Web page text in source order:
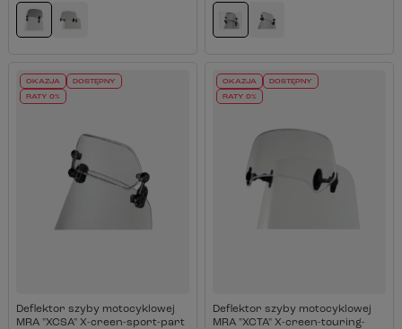
OKAZJA DOSTĘPNY
RATY 0%
Deflektor szyby motocyklowej
MRA "XCSA" X-creen-sport-part
OKAZJA DOSTĘPNY
RATY 0%
Deflektor szyby motocyklowej
MRA "XCTA" X-creen-touring-